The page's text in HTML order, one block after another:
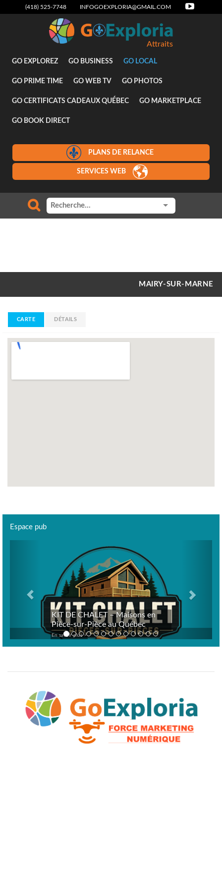
(418) 525-7748 INFOGOEXPLORIA@GMAIL.COM
Attraits
GO EXPLOREZ GO BUSINESS GO LOCAL
GO PRIME TIME GO WEB TV GO PHOTOS
GO CERTIFICATS CADEAUX QUÉBEC GO MARKETPLACE
GO BOOK DIRECT
PLANS DE RELANCE
SERVICES WEB
MAIRY-SUR-MARNE
CARTE DÉTAILS
Espace pub
KIT DE CHALET – Maisons en
Pièce-sur-Pièce au Québec
En savoir plus >